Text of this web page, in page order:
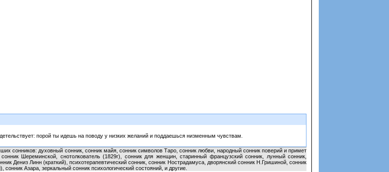
порой ты идешь на поводу у низких желаний и поддаешься низменным чувствам.
сонников: духовный сонник, сонник майя, сонник символов Таро, сонник любви, народный сонник поверий и примет
Шереминской, снотолкователь (1829г), сонник для женщин, старинный французский сонник, лунный сонник,
Дениз Линн (краткий), психотерапевтический сонник, сонник Нострадамуса, дворянский сонник Н.Гришиной, сонник
Азара, зеркальный сонник психологический состояний, и другие.